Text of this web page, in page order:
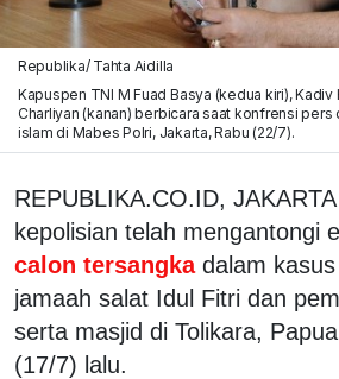
Republika/ Tahta Aidilla
Kapuspen TNI M Fuad Basya (kedua kiri),
Charliyan (kanan) berbicara saat konfrensi
islam di Mabes Polri, Jakarta, Rabu (22/7).
REPUBLIKA.CO.ID,
kepolisian telah mengantongi
calon tersangka dalam
jamaah salat Idul Fitri dan
serta masjid di Tolikara,
(17/7) lalu.